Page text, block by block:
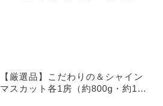
【厳選品】こだわりの＆シャイン
マスカット各1房（約800g・約1.0